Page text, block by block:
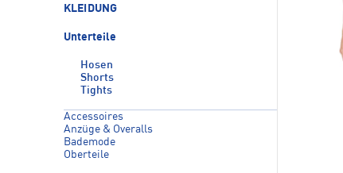
KLEIDUNG
Unterteile
Hosen
Shorts
Tights
Accessoires
Anzüge & Overalls
Bademode
Oberteile